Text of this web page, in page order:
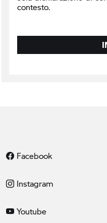
contesto.
Facebook
Instagram
Youtube